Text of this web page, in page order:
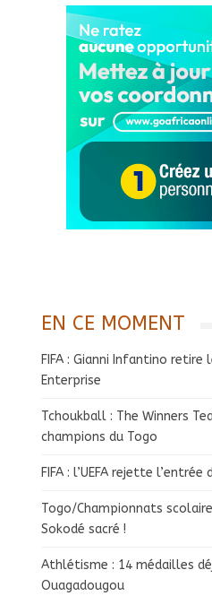
EN CE MOMENT
FIFA : Gianni Infantino retire
Enterprise
Tchoukball : The Winners
champions du Togo
FIFA : l’UEFA rejette
Togo/Championnats
Sokodé sacré !
Athlétisme : 14 médailles
Ouagadougou